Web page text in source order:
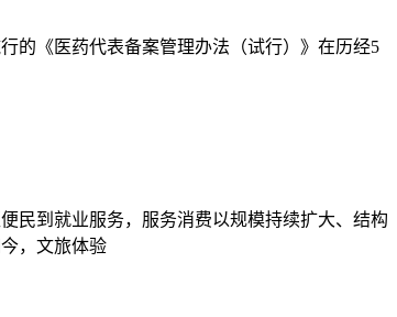
的《医药代表备案管理办法（试行）》在历经5
民到就业服务，服务消费以规模持续扩大、结构
，文旅体验